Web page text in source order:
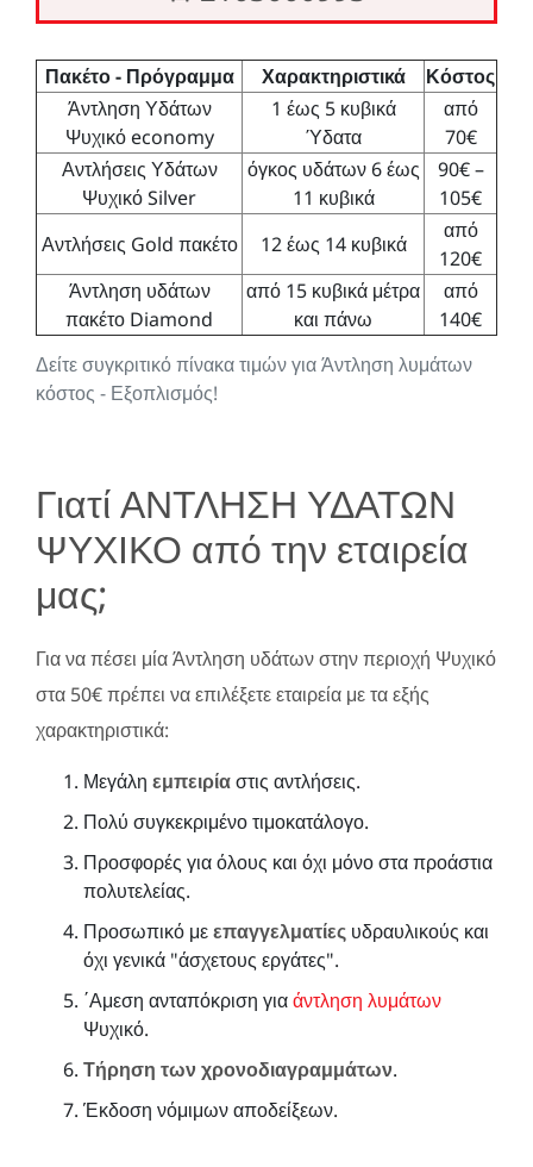
Δείτε συγκριτικό πίνακα τιμών για Άντληση λυμάτων
κόστος - Εξοπλισμός!
Πακέτο - Πρόγραμμα Χαρακτηριστικά
Κόστος
Άντληση Υδάτων
Ψυχικό economy
1 έως 5 κυβικά
Ύδατα
από
70€
Αντλήσεις Υδάτων
Ψυχικό Silver
όγκος υδάτων 6 έως
11 κυβικά
90€ –
105€
Αντλήσεις Gold πακέτο
12 έως 14 κυβικά
από
120€
Άντληση υδάτων
πακέτο Diamond
από 15 κυβικά μέτρα
και πάνω
από
140€
Γιατί ΑΝΤΛΗΣΗ ΥΔΑΤΩΝ
ΨΥΧΙΚΟ από την εταιρεία
μας;
Για να πέσει μία Άντληση υδάτων στην περιοχή Ψυχικό
στα 50€ πρέπει να επιλέξετε εταιρεία με τα εξής
χαρακτηριστικά:
Μεγάλη εμπειρίαστις αντλήσεις.
Πολύ συγκεκριμένο τιμοκατάλογο.
Προσφορές για όλους και όχι μόνο στα προάστια
πολυτελείας.
Προσωπικό μεεπαγγελματίες υδραυλικούς και
όχι γενικά "άσχετους εργάτες".
΄Αμεση ανταπόκριση γιαάντληση λυμάτων
Ψυχικό.
Τήρηση των χρονοδιαγραμμάτων.
Έκδοση νόμιμων αποδείξεων.